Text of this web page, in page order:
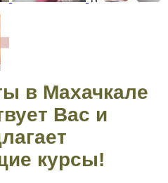
в Махачкале
Вас и
курсы!